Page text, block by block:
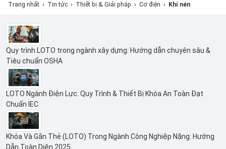
Trang nhất › Tin tức › Thiết bị & Giải pháp › Cơ điện › Khí nén
Quy trình LOTO trong ngành xây dựng: Hướng dẫn chuyên sâu &
Tiêu chuẩn OSHA
LOTO Ngành Điện Lực: Quy Trình & Thiết Bị Khóa An Toàn Đạt
Chuẩn IEC
Khóa Và Gắn Thẻ (LOTO) Trong Ngành Công Nghiệp Nặng: Hướng
Dẫn Toàn Diện 2025